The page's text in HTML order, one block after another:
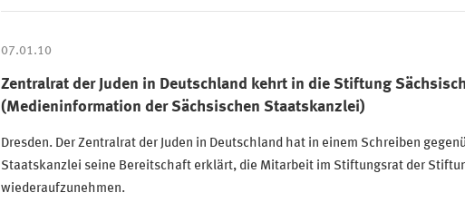
07.01.10
Zentralrat der Juden in Deutschland kehrt in die Stiftung
(Medieninformation der Sächsischen Staatskanzlei)
Dresden. Der Zentralrat der Juden in Deutschland hat in einem Schreiben
Staatskanzlei seine Bereitschaft erklärt, die Mitarbeit im Stiftungsrat der
wiederaufzunehmen.